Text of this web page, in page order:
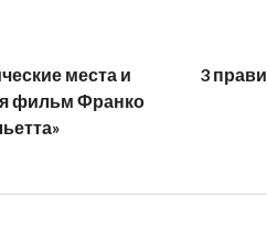
места и
фильм Франко
3